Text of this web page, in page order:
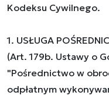
Kodeksu Cywilnego.
1. USŁUGA
(Art. 179b. Ustawy o
"Pośrednictwo w
odpłatnym